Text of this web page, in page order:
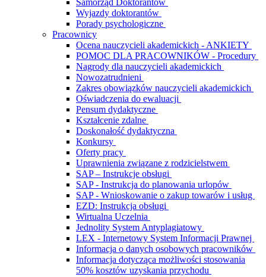
Samorząd Doktorantów
Wyjazdy doktorantów
Porady psychologiczne
Pracownicy
Ocena nauczycieli akademickich - ANKIETY
POMOC DLA PRACOWNIKÓW - Procedury
Nagrody dla nauczycieli akademickich
Nowozatrudnieni
Zakres obowiązków nauczycieli akademickich
Oświadczenia do ewaluacji
Pensum dydaktyczne
Kształcenie zdalne
Doskonałość dydaktyczna
Konkursy
Oferty pracy
Uprawnienia związane z rodzicielstwem
SAP – Instrukcje obsługi
SAP - Instrukcja do planowania urlopów
SAP - Wnioskowanie o zakup towarów i usług
EZD: Instrukcja obsługi
Wirtualna Uczelnia
Jednolity System Antyplagiatowy
LEX - Internetowy System Informacji Prawnej
Informacja o danych osobowych pracowników
Informacja dotycząca możliwości stosowania
50% kosztów uzyskania przychodu